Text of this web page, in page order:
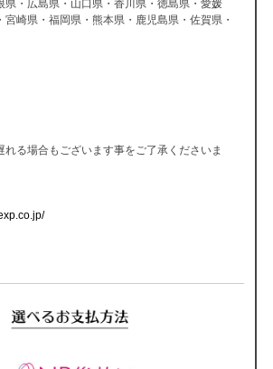
県・広島県・山口県・香川県・徳島県・愛媛
宮崎県・福岡県・熊本県・鹿児島県・佐賀県・
る場合もございます事をご了承くださいま